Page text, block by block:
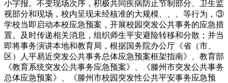
小字报。不变现场次序，积极共同疾病防止节制部分、卫生监
视部分和现场，校内呈现未经核准的大规模、、、等行为，③
学校当即启动本校应急预案，开展校园突发公共事务的应急措
置。及时传递相关消息，组织师生平安避险转移和分散；并当
即将事务演讲本地和教育局，根据国务院办公厅《省（市、
区）人平易近突发公共事务总体应急预案框架指南》、教育部
《教育系统突发公共事务应急预案》、《滕州市突发公共事务
总体应急预案》、《滕州市校园突发性公共平安事务应急预